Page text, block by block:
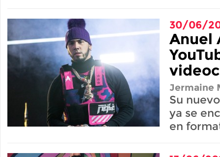
30/06/
Anuel
Jermaine
Su
ya se
en